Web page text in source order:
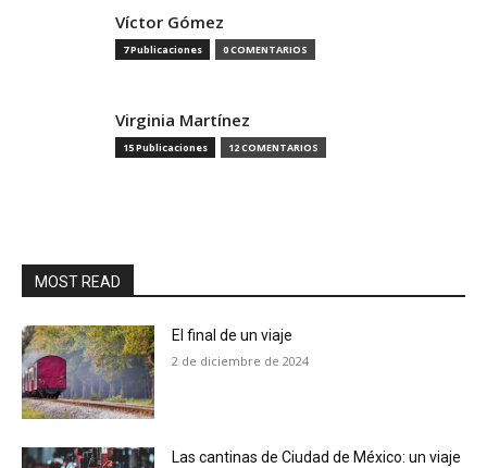
Víctor Gómez
7 Publicaciones 0 COMENTARIOS
Virginia Martínez
15 Publicaciones 12 COMENTARIOS
MOST READ
El final de un viaje
2 de diciembre de 2024
Las cantinas de Ciudad de México: un viaje